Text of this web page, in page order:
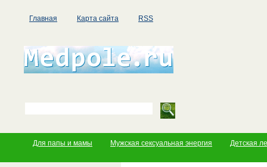
Главная Карта сайта RSS
Для папы и мамы Мужская сексуальная энергия Детская